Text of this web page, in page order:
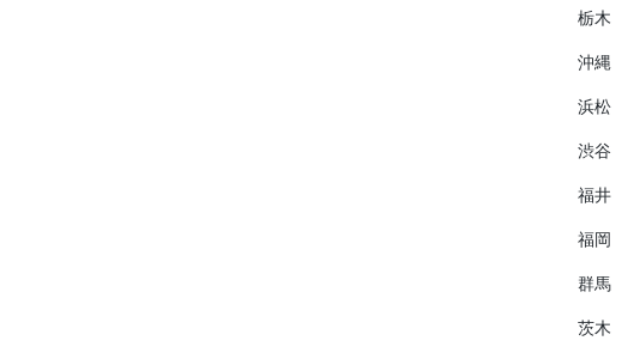
栃木
沖縄
浜松
渋谷
福井
福岡
群馬
茨木